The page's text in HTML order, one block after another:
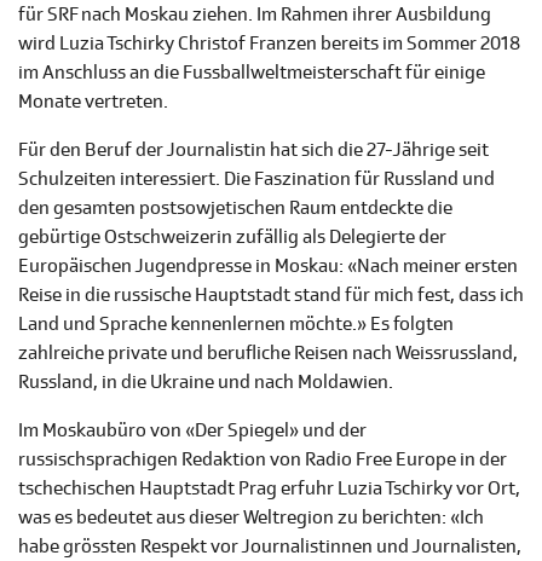
für SRF nach Moskau ziehen. Im Rahmen ihrer Ausbildung
wird Luzia Tschirky Christof Franzen bereits im Sommer 2018
im Anschluss an die Fussballweltmeisterschaft für einige
Monate vertreten.
Für den Beruf der Journalistin hat sich die 27-Jährige seit
Schulzeiten interessiert. Die Faszination für Russland und
den gesamten postsowjetischen Raum entdeckte die
gebürtige Ostschweizerin zufällig als Delegierte der
Europäischen Jugendpresse in Moskau: «Nach meiner ersten
Reise in die russische Hauptstadt stand für mich fest, dass ich
Land und Sprache kennenlernen möchte.» Es folgten
zahlreiche private und berufliche Reisen nach Weissrussland,
Russland, in die Ukraine und nach Moldawien.
Im Moskaubüro von «Der Spiegel» und der
russischsprachigen Redaktion von Radio Free Europe in der
tschechischen Hauptstadt Prag erfuhr Luzia Tschirky vor Ort,
was es bedeutet aus dieser Weltregion zu berichten: «Ich
habe grössten Respekt vor Journalistinnen und Journalisten,